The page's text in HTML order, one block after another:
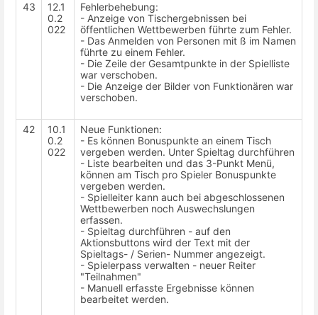
43
12.1
0.2
022
Fehlerbehebung:
- Anzeige von Tischergebnissen bei
öffentlichen Wettbewerben führte zum Fehler.
- Das Anmelden von Personen mit ß im Namen
führte zu einem Fehler.
- Die Zeile der Gesamtpunkte in der Spielliste
war verschoben.
- Die Anzeige der Bilder von Funktionären war
verschoben.
42
10.1
0.2
022
Neue Funktionen:
- Es können Bonuspunkte an einem Tisch
vergeben werden. Unter Spieltag durchführen
- Liste bearbeiten und das 3-Punkt Menü,
können am Tisch pro Spieler Bonuspunkte
vergeben werden.
- Spielleiter kann auch bei abgeschlossenen
Wettbewerben noch Auswechslungen
erfassen.
- Spieltag durchführen - auf den
Aktionsbuttons wird der Text mit der
Spieltags- / Serien- Nummer angezeigt.
- Spielerpass verwalten - neuer Reiter
"Teilnahmen"
- Manuell erfasste Ergebnisse können
bearbeitet werden.